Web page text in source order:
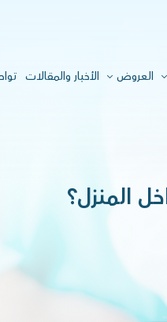
العروض الأخبار والمقالات
المنزل؟